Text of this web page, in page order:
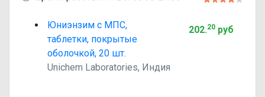
Юниэнзим с МПС,
таблетки, покрытые
оболочкой, 20 шт.
Unichem Laboratories, Индия
202.20руб